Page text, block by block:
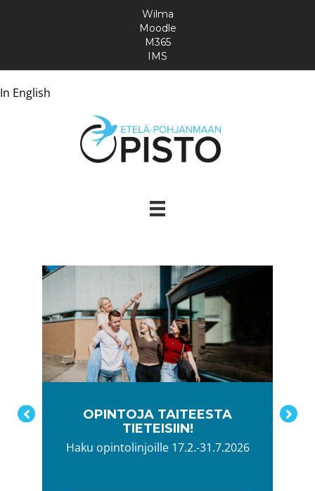
In English
Wilma
Moodle
M365
IMS
OPINTOJA TAITEESTA
TIETEISIIN!
Haku opintolinjoille 17.2.-31.7.2026